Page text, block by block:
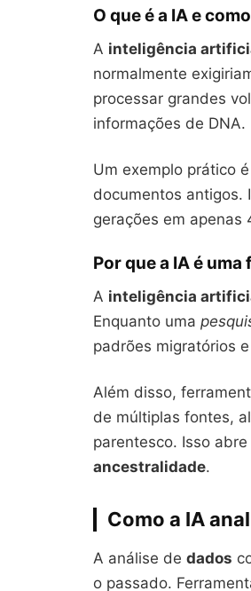
O que é a IA e
A inteligência
normalmente
processar grandes
informações de DNA.
Um exemplo prático
documentos antigos.
gerações em apenas
Por que a IA é
A inteligência
Enquanto uma
padrões migratórios
Além disso,
de múltiplas fontes,
parentesco. Isso
ancestralidade.
Como a IA
A análise de dados
o passado.